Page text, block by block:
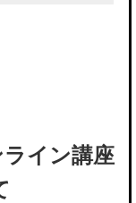
イン講座